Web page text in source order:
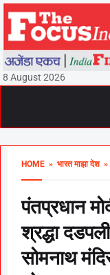
8 August 2026
HOME » भारत माझा देश»
पंतप्रधान
श्रद्धा
सोमनाथ